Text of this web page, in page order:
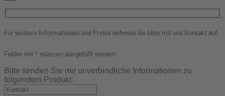
Für weitere Informationen und Preise nehmen Sie bitte mit uns Kontakt auf.
Felder mit * müssen ausgefüllt werden
Bitte senden Sie mir unverbindliche Informationen zu
folgendem Produkt: